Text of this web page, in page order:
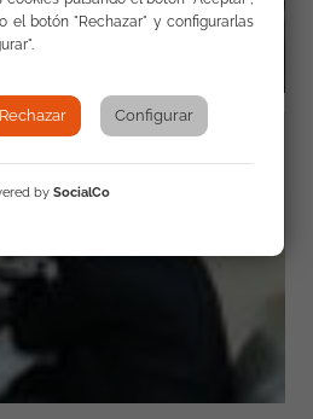
el botón "Rechazar" y configurarlas
Rechazar Configurar
by SocialCo